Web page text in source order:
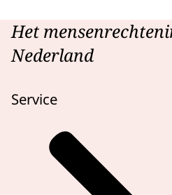
Het
Nederland
Service